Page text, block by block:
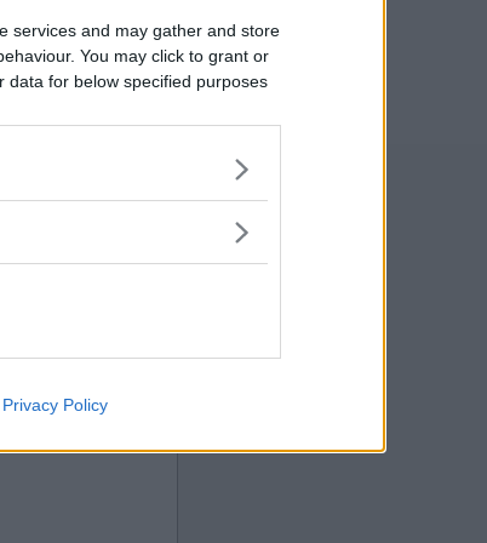
services and may gather and store
You may click to grant or
data for below specified purposes
Privacy Policy
du bli